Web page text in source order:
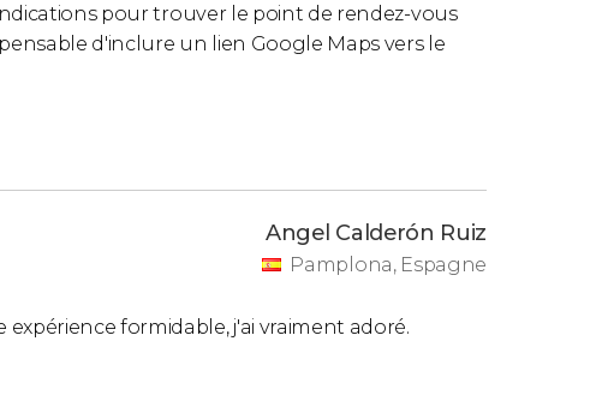
pour trouver le point de rendez-vous
d'inclure un lien Google Maps vers le
Angel Calderón Ruiz
Pamplona, Espagne
formidable, j'ai vraiment adoré.